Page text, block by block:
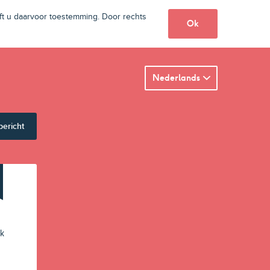
u daarvoor toestemming. Door rechts
Ok
Nederlands